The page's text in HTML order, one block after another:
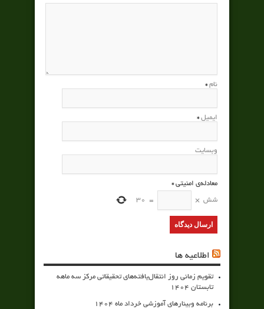
نام *
ایمیل *
وبسایت
معادله‌ی امنیتی*
شش ×
=
30
اطلاعیه ها
تقویم زمانی روز انتقال‌یافته‌های تحقیقاتی مرکز سه ماهه
تابستان 1404
برنامه وبینارهای آموزشی خرداد ماه 1404